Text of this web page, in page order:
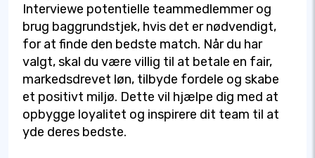
Interviewe potentielle teammedlemmer og
brug baggrundstjek, hvis det er nødvendigt,
for at finde den bedste match. Når du har
valgt, skal du være villig til at betale en fair,
markedsdrevet løn, tilbyde fordele og skabe
et positivt miljø. Dette vil hjælpe dig med at
opbygge loyalitet og inspirere dit team til at
yde deres bedste.